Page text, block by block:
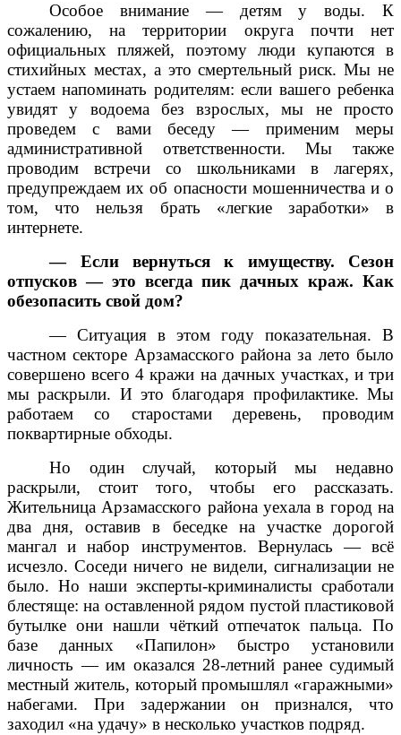
Особое внимание — детям у воды. К
сожалению, на территории округа почти нет
официальных пляжей, поэтому люди купаются в
стихийных местах, а это смертельный риск. Мы не
устаем напоминать родителям: если вашего ребенка
увидят у водоема без взрослых, мы не просто
проведем с вами беседу — применим меры
административной ответственности. Мы также
проводим встречи со школьниками в лагерях,
предупреждаем их об опасности мошенничества и о
том, что нельзя брать «легкие заработки» в
интернете.
— Если вернуться к имуществу. Сезон
отпусков — это всегда пик дачных краж. Как
обезопасить свой дом?
— Ситуация в этом году показательная. В
частном секторе Арзамасского района за лето было
совершено всего 4 кражи на дачных участках, и три
мы раскрыли. И это благодаря профилактике. Мы
работаем со старостами деревень, проводим
поквартирные обходы.
Но один случай, который мы недавно
раскрыли, стоит того, чтобы его рассказать.
Жительница Арзамасского района уехала в город на
два дня, оставив в беседке на участке дорогой
мангал и набор инструментов. Вернулась — всё
исчезло. Соседи ничего не видели, сигнализации не
было. Но наши эксперты-криминалисты сработали
блестяще: на оставленной рядом пустой пластиковой
бутылке они нашли чёткий отпечаток пальца. По
базе данных «Папилон» быстро установили
личность — им оказался 28-летний ранее судимый
местный житель, который промышлял «гаражными»
набегами. При задержании он признался, что
заходил «на удачу» в несколько участков подряд.